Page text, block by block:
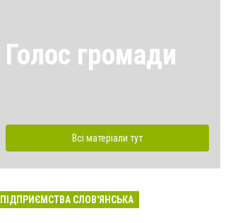
Голос громади
Всі матеріали тут
ПІДПРИЄМСТВА СЛОВ'ЯНСЬКА